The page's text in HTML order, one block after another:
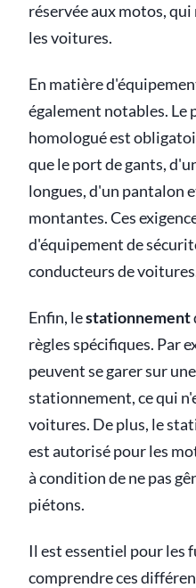
réservée aux motos,
les voitures.
En matière
également notables. Le
homologué est
que le port de gants,
longues, d'un pantalon
montantes. Ces
d'équipement de
conducteurs de
Enfin, lestationnement
règles spécifiques. Par
peuvent se garer sur
stationnement, ce qui
voitures. De plus, le
est autorisé pour les
à condition de ne pas
piétons.
Il est essentiel pour les
comprendre ces